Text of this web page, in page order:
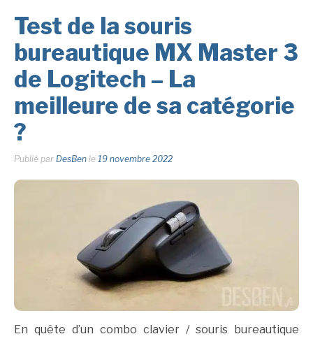
Test de la souris
bureautique MX Master 3
de Logitech – La
meilleure de sa catégorie
?
Publié par DesBen le 19 novembre 2022
En quête d’un combo clavier / souris bureautique